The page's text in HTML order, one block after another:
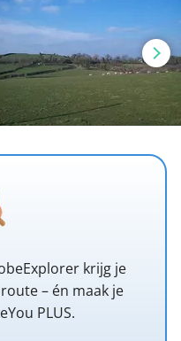
krijg je
– én maak je
PLUS.